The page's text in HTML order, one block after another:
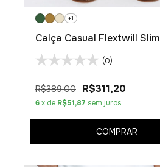
+1
Calça Casual Flextwill Slim
(0)
R$389,00 R$311,20
6x de R$51,87 sem juros
COMPRAR